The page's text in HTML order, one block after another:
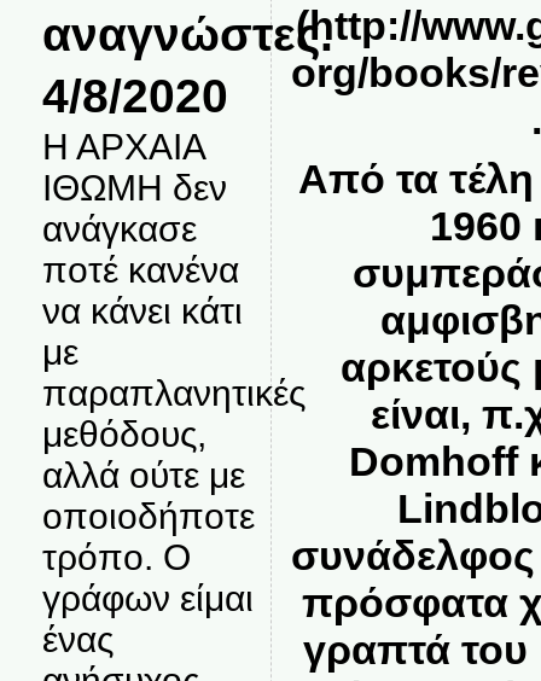
αναγνώστες.
4/8/2020
Η ΑΡΧΑΙΑ
ΙΘΩΜΗ δεν
ανάγκασε
ποτέ κανένα
να κάνει κάτι
με
παραπλανητικές
μεθόδους,
αλλά ούτε με
οποιοδήποτε
τρόπο. Ο
γράφων είμαι
ένας
(http://
org/books/
Από τα τέλη
1960
αρκετούς
είναι,
Domhoff
συνάδελφος
πρόσφατα
γραπτά του